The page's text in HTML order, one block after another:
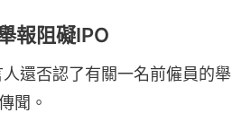
報阻礙IPO
還否認了有關一名前僱員的舉
聞。